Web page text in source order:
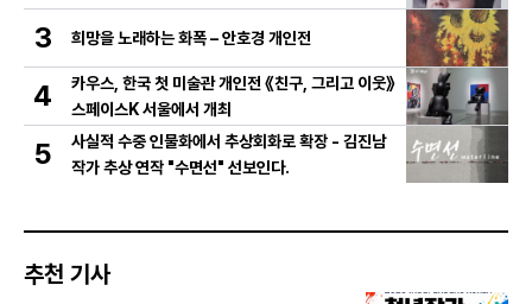
3 희망을 노래하는 화폭 – 안호경 개인전
4
카우스, 한국 첫 미술관 개인전 《친구, 그리고 이웃》
스페이스K 서울에서 개최
5
사실적 수중 인물화에서 추상회화로 확장 - 김진남
작가 추상 연작 "수면선" 선보인다.
추천 기사